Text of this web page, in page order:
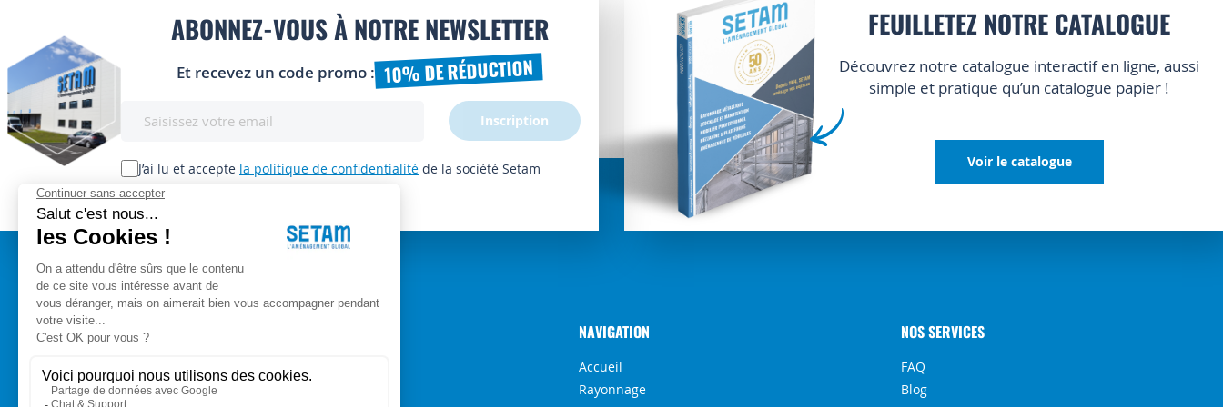
ABONNEZ-VOUS À NOTRE NEWSLETTER
Et recevez un code promo : 10% DE RÉDUCTION
lettre
d’information
:
J’ai lu et accepte la politique de confidentialité de la société Setam
Inscription
FEUILLETEZ NOTRE CATALOGUE
Découvrez notre catalogue interactif en ligne, aussi
simple et pratique qu’un catalogue papier !
Voir le catalogue
Setam Siège Social
153, rue de L'Arve
74950 SCIONZIER
Qui sommes-nous ?
NAVIGATION
Accueil
Rayonnage
NOS SERVICES
FAQ
Blog